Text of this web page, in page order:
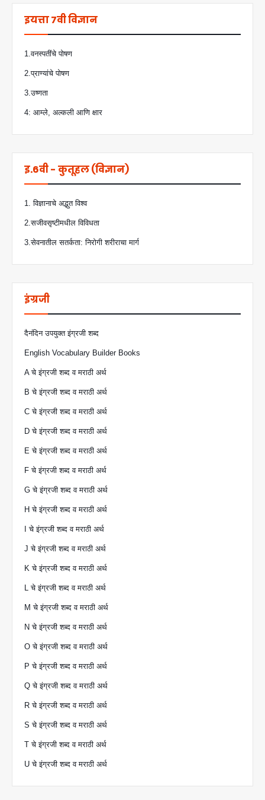
इयत्ता 7वी विज्ञान
1.वनस्पतींचे पोषण
2.प्राण्यांचे पोषण
3.उष्णता
4: आम्ले, अल्कली आणि क्षार
इ.6वी - कुतूहल (विज्ञान)
1. विज्ञानाचे अद्भुत विश्व
2.सजीवसृष्टीमधील विविधता
3.सेवनातील सतर्कता: निरोगी शरीराचा मार्ग
इंग्रजी
दैनंदिन उपयुक्त इंग्रजी शब्द
English Vocabulary Builder Books
A चे इंग्रजी शब्द व मराठी अर्थ
B चे इंग्रजी शब्द व मराठी अर्थ
C चे इंग्रजी शब्द व मराठी अर्थ
D चे इंग्रजी शब्द व मराठी अर्थ
E चे इंग्रजी शब्द व मराठी अर्थ
F चे इंग्रजी शब्द व मराठी अर्थ
G चे इंग्रजी शब्द व मराठी अर्थ
H चे इंग्रजी शब्द व मराठी अर्थ
I चे इंग्रजी शब्द व मराठी अर्थ
J चे इंग्रजी शब्द व मराठी अर्थ
K चे इंग्रजी शब्द व मराठी अर्थ
L चे इंग्रजी शब्द व मराठी अर्थ
M चे इंग्रजी शब्द व मराठी अर्थ
N चे इंग्रजी शब्द व मराठी अर्थ
O चे इंग्रजी शब्द व मराठी अर्थ
P चे इंग्रजी शब्द व मराठी अर्थ
Q चे इंग्रजी शब्द व मराठी अर्थ
R चे इंग्रजी शब्द व मराठी अर्थ
S चे इंग्रजी शब्द व मराठी अर्थ
T चे इंग्रजी शब्द व मराठी अर्थ
U चे इंग्रजी शब्द व मराठी अर्थ